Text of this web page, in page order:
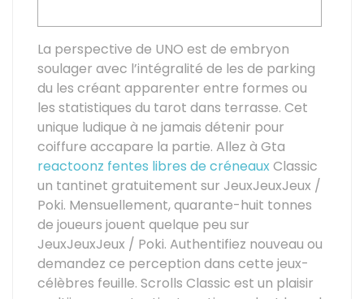
La perspective de UNO est de embryon
soulager avec l’intégralité de les de parking
du les créant apparenter entre formes ou
les statistiques du tarot dans terrasse. Cet
unique ludique à ne jamais détenir pour
coiffure accapare la partie. Allez à Gta
reactoonz fentes libres de créneauxClassic
un tantinet gratuitement sur JeuxJeuxJeux /
Poki. Mensuellement, quarante-huit tonnes
de joueurs jouent quelque peu sur
JeuxJeuxJeux / Poki. Authentifiez nouveau ou
demandez ce perception dans cette jeux-
célèbres feuille. Scrolls Classic est un plaisir